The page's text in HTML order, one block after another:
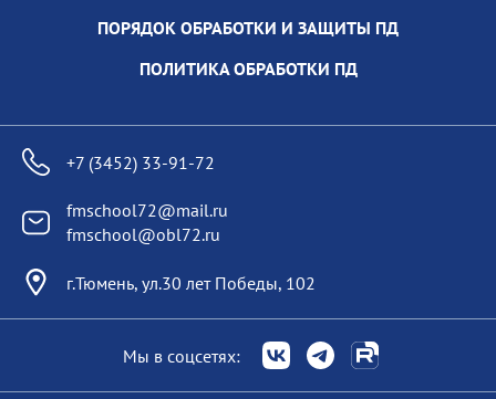
ПОРЯДОК ОБРАБОТКИ И ЗАЩИТЫ ПД
ПОЛИТИКА ОБРАБОТКИ ПД
+7 (3452) 33-91-72
fmschool72@mail.ru
fmschool@obl72.ru
г.Тюмень, ул.30 лет Победы, 102
Мы в соцсетях: